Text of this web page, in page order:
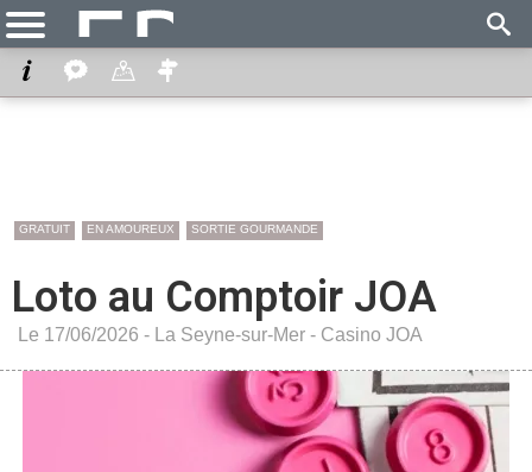
GRATUIT EN AMOUREUX SORTIE GOURMANDE
Loto au Comptoir JOA
Le 17/06/2026 - La Seyne-sur-Mer - Casino JOA